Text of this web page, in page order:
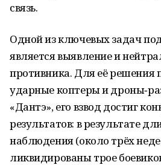
связь.
Одной из ключевых задач
является выявление и
противника. Для её решения
ударные коптеры и
«Дантэ», его взвод достиг
результатов: в результате
наблюдения (около трёх
ликвидированы трое